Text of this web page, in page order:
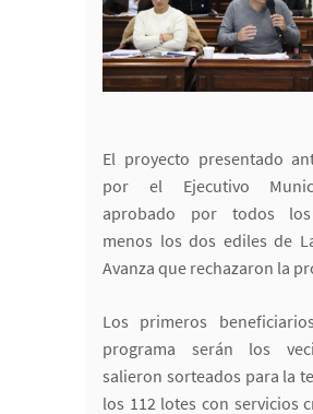
El proyecto presentado
por el Ejecutivo
aprobado por todos
menos los dos ediles de
Avanza que rechazaron la
Los primeros
programa serán los
salieron sorteados para la
los 112 lotes con servicios